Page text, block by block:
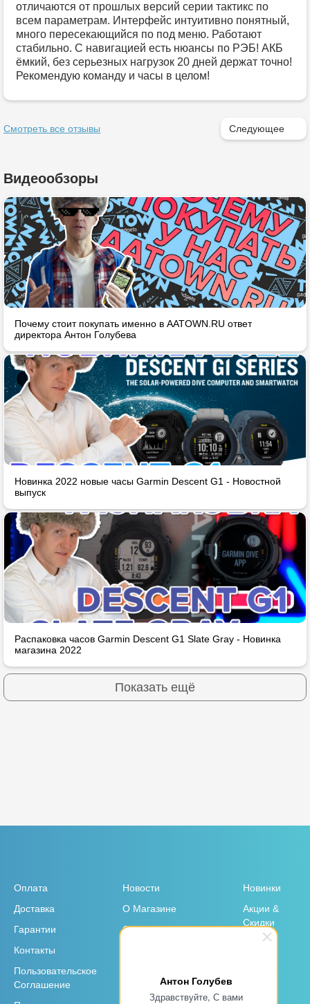
Антон Голубев
Здравствуйте, С вами
отличаются от прошлых версий серии тактикс по
всем параметрам. Интерфейс интуитивно понятный,
много пересекающийся по под меню. Работают
стабильно. С навигацией есть нюансы по РЭБ! АКБ
ёмкий, без серьезных нагрузок 20 дней держат точно!
Рекомендую команду и часы в целом!
Смотреть все отзывы Следующее
Видеообзоры
Почему стоит покупать именно в AATOWN.RU ответ
директора Антон Голубева
Новинка 2022 новые часы Garmin Descent G1 - Новостной
выпуск
Распаковка часов Garmin Descent G1 Slate Gray - Новинка
магазина 2022
Показать ещё
Оплата
Доставка
Гарантии
Контакты
Пользовательское
Соглашение
Новости
О Магазине
Отзывы
Новинки
Акции &
Скидки